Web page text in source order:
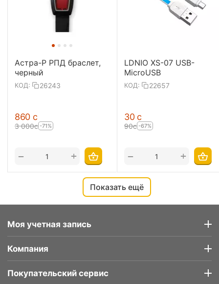
Астра-Р РПД браслет,
черный
КОД: 26243
‍860‍ с
3 000с -71%
+
−
LDNIO XS-07 USB-
MicroUSB
КОД: 22657
‍30‍ с
‍90‍с -67%
+
−
Показать ещё
Моя учетная запись
Компания
Покупательский сервис